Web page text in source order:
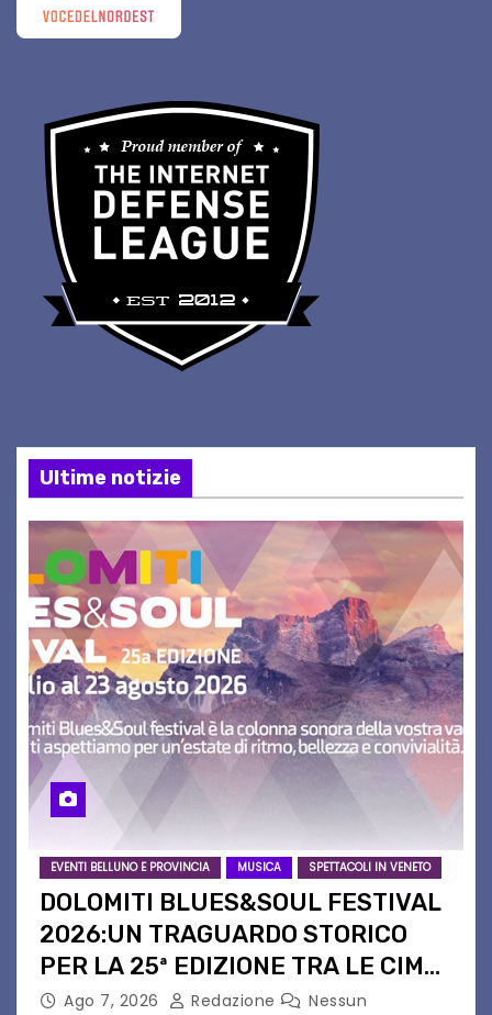
Ultime notizie
EVENTI BELLUNO E PROVINCIA MUSICA SPETTACOLI IN VENETO
DOLOMITI BLUES&SOUL FESTIVAL
2026:UN TRAGUARDO STORICO
PER LA 25ª EDIZIONE TRA LE CIME
PATRIMONIO UNESCO
Ago 7, 2026 Redazione
Nessun